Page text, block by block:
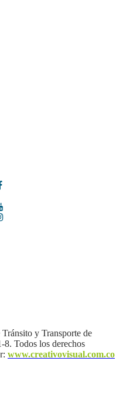
y Transporte de
Todos los derechos
www.creativovisual.com.co